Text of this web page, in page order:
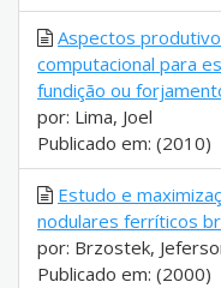
Aspectos
computacional para
fundição ou
por: Lima, Joel
Publicado em: (2010)
Estudo e
nodulares ferríticos
por: Brzostek,
Publicado em: (2000)